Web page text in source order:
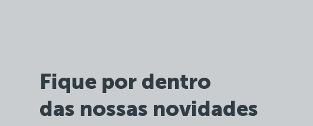
Fique por dentro
das nossas novidades